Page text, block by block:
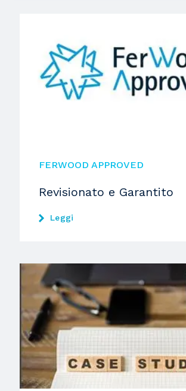
FERWOOD APPROVED
Revisionato e Garantito
Leggi